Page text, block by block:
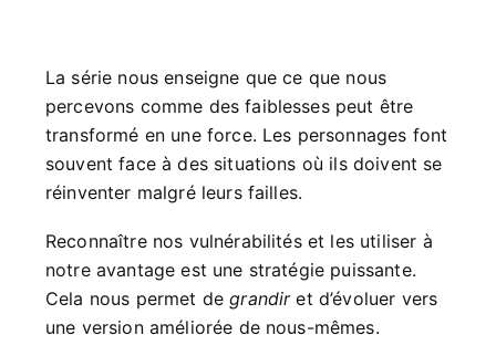
La série nous enseigne que ce que nous
percevons comme des faiblesses peut être
transformé en une force. Les personnages font
souvent face à des situations où ils doivent se
réinventer malgré leurs failles.
Reconnaître nos vulnérabilités et les utiliser à
notre avantage est une stratégie puissante.
Cela nous permet degrandiret d’évoluer vers
une version améliorée de nous-mêmes.